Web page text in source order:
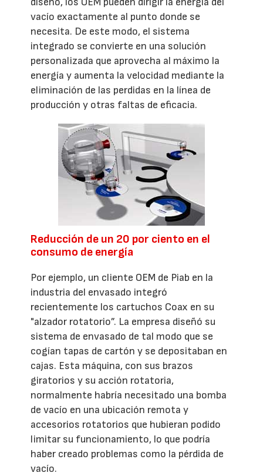
vacío exactamente al punto donde se
necesita. De este modo, el sistema
integrado se convierte en una solución
personalizada que aprovecha al máximo la
energía y aumenta la velocidad mediante la
eliminación de las perdidas en la línea de
producción y otras faltas de eficacia.
Reducción de un 20 por ciento en el
consumo de energía
Por ejemplo, un cliente OEM de Piab en la
industria del envasado integró
recientemente los cartuchos Coax en su
"alzador rotatorio”. La empresa diseñó su
sistema de envasado de tal modo que se
cogían tapas de cartón y se depositaban en
cajas. Esta máquina, con sus brazos
giratorios y su acción rotatoria,
normalmente habría necesitado una bomba
de vacío en una ubicación remota y
accesorios rotatorios que hubieran podido
limitar su funcionamiento, lo que podría
haber creado problemas como la pérdida de
vacío.